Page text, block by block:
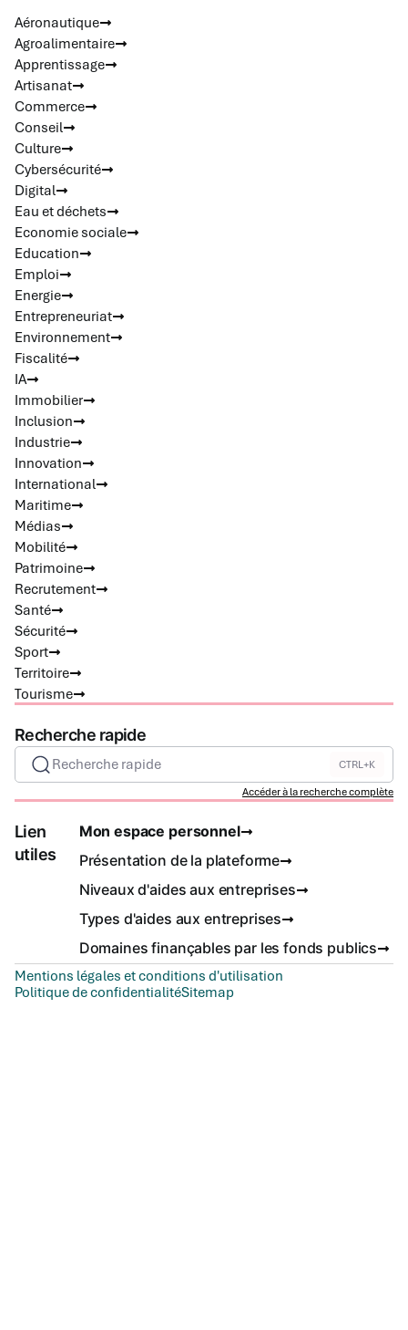
Aéronautique
Agroalimentaire
Apprentissage
Artisanat
Commerce
Conseil
Culture
Cybersécurité
Digital
Eau et déchets
Economie sociale
Education
Emploi
Energie
Entrepreneuriat
Environnement
Fiscalité
IA
Immobilier
Inclusion
Industrie
Innovation
International
Maritime
Médias
Mobilité
Patrimoine
Recrutement
Santé
Sécurité
Sport
Territoire
Tourisme
Recherche rapide
Recherche rapide CTRL+K
Accéder à la recherche complète
Lien
utiles
Mon espace personnel
Présentation de la plateforme
Niveaux d'aides aux entreprises
Types d'aides aux entreprises
Domaines finançables par les fonds publics
Mentions légales et conditions d'utilisation
Politique de confidentialitéSitemap